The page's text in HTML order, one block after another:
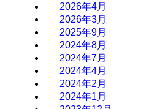
2026年4月
2026年3月
2025年9月
2024年8月
2024年7月
2024年4月
2024年2月
2024年1月